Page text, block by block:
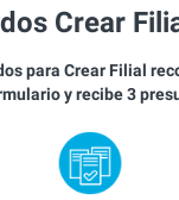
Crear
para Crear Filial
y recibe 3